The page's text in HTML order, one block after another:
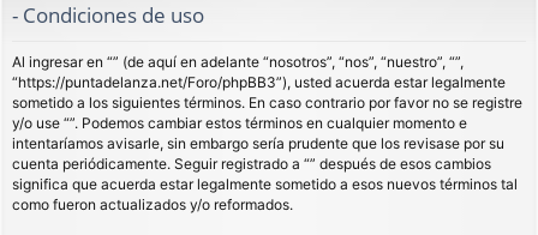
s
- Condiciones de uso
Al ingresar en “” (de aquí en adelante “nosotros”, “nos”, “nuestro”, “”,
“https://puntadelanza.net/Foro/phpBB3”), usted acuerda estar legalmente
sometido a los siguientes términos. En caso contrario por favor no se registre
y/o use “”. Podemos cambiar estos términos en cualquier momento e
intentaríamos avisarle, sin embargo sería prudente que los revisase por su
cuenta periódicamente. Seguir registrado a “” después de esos cambios
significa que acuerda estar legalmente sometido a esos nuevos términos tal
como fueron actualizados y/o reformados.